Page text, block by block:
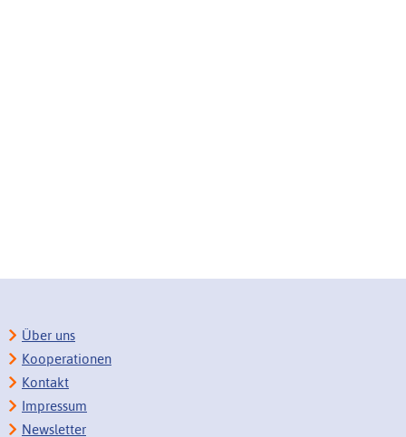
Über uns
Kooperationen
Kontakt
Impressum
Newsletter